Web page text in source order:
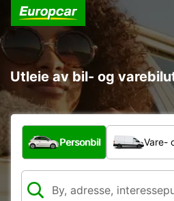
Utleie av bil- og
Hvilken type bil?
Personbil Vare-